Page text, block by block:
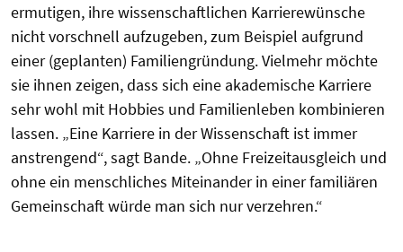
ermutigen, ihre wissenschaftlichen Karrierewünsche
nicht vorschnell aufzugeben, zum Beispiel aufgrund
einer (geplanten) Familiengründung. Vielmehr möchte
sie ihnen zeigen, dass sich eine akademische Karriere
sehr wohl mit Hobbies und Familienleben kombinieren
lassen. „Eine Karriere in der Wissenschaft ist immer
anstrengend“, sagt Bande. „Ohne Freizeitausgleich und
ohne ein menschliches Miteinander in einer familiären
Gemeinschaft würde man sich nur verzehren.“